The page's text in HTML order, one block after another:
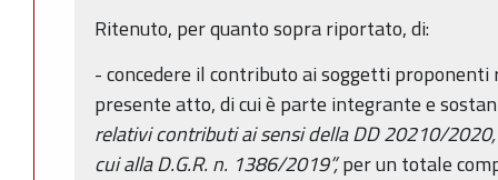
Ritenuto, per quanto sopra riportato, di:
- concedere il contributo ai soggetti
presente atto, di cui è parte integrante e
relativi contributi ai sensi della DD 20210/
cui alla D.G.R. n. 1386/2019”,per un totale